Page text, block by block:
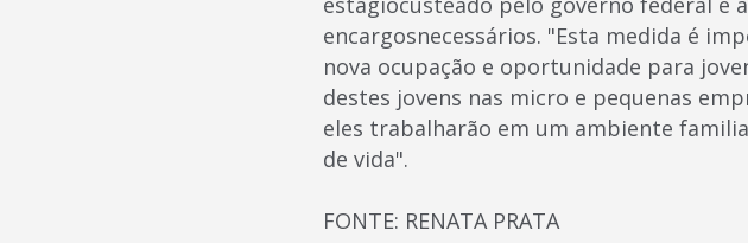
encargosnecessários. "Esta medida é
nova ocupação e oportunidade para
destes jovens nas micro e pequenas
eles trabalharão em um ambiente
de vida".
FONTE: RENATA PRATA